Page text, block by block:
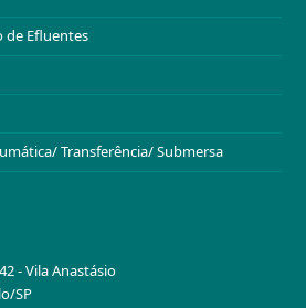
de Efluentes
Transferência/ Submersa
- Vila Anastásio
SP